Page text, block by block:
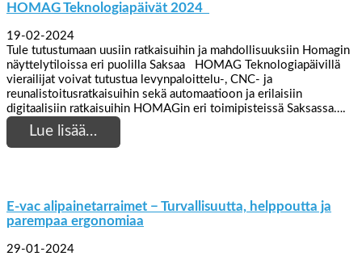
HOMAG Teknologiapäivät 2024
19-02-2024
Tule tutustumaan uusiin ratkaisuihin ja mahdollisuuksiin Homagin
näyttelytiloissa eri puolilla Saksaa HOMAG Teknologiapäivillä
vierailijat voivat tutustua levynpaloittelu-, CNC- ja
reunalistoitusratkaisuihin sekä automaatioon ja erilaisiin
digitaalisiin ratkaisuihin HOMAGin eri toimipisteissä Saksassa….
Lue lisää…
E-vac alipainetarraimet − Turvallisuutta, helppoutta ja
parempaa ergonomiaa
29-01-2024